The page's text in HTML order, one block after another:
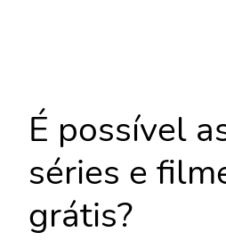
É possível
séries e
grátis?